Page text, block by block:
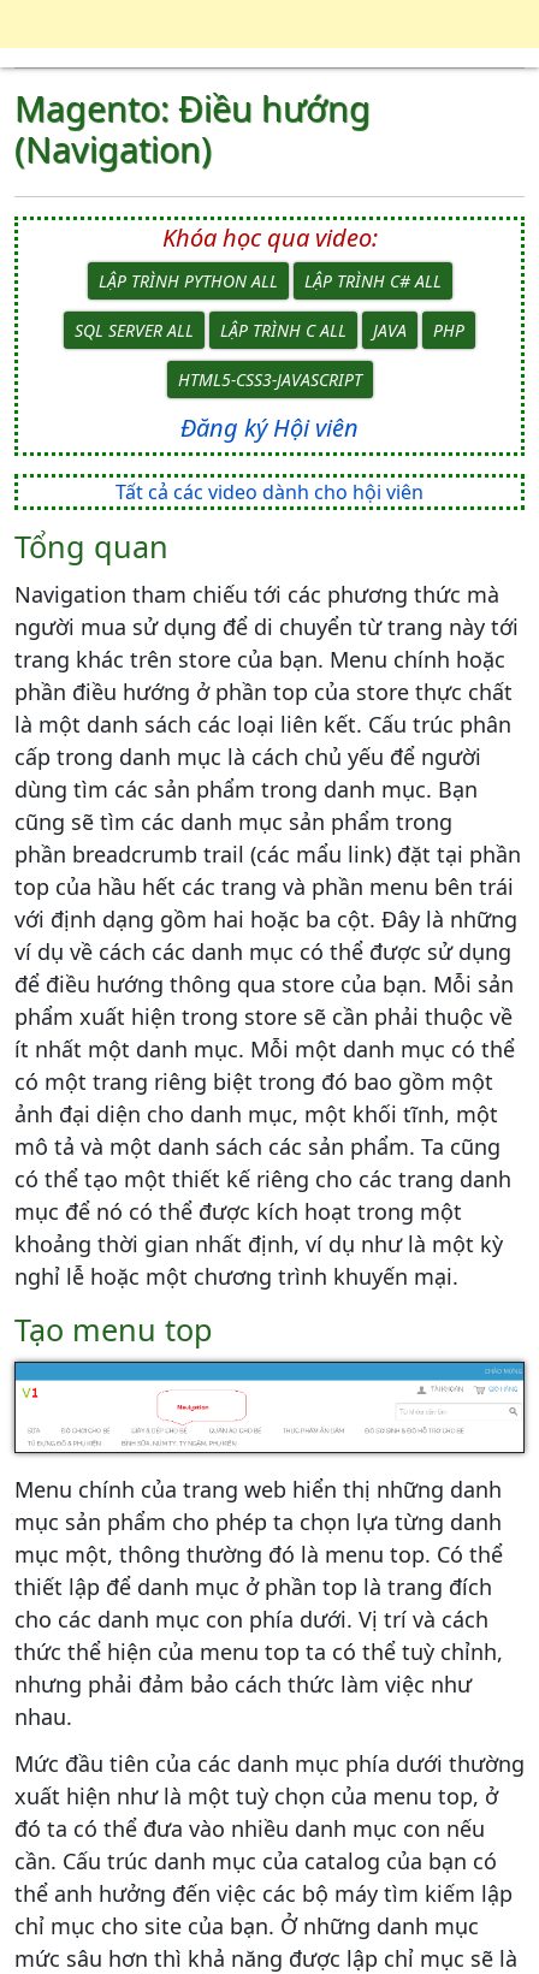
Magento: Điều hướng
(Navigation)
Khóa học qua video:
LẬP TRÌNH PYTHON ALL LẬP TRÌNH C# ALL
SQL SERVER ALL LẬP TRÌNH C ALL JAVA PHP
HTML5-CSS3-JAVASCRIPT
Đăng ký Hội viên
Tất cả các video dành cho hội viên
Tổng quan
Navigation tham chiếu tới các phương thức mà
người mua sử dụng để di chuyển từ trang này tới
trang khác trên store của bạn. Menu chính hoặc
phần điều hướng ở phần top của store thực chất
là một danh sách các loại liên kết. Cấu trúc phân
cấp trong danh mục là cách chủ yếu để người
dùng tìm các sản phẩm trong danh mục. Bạn
cũng sẽ tìm các danh mục sản phẩm trong
phần breadcrumb trail (các mẩu link) đặt tại phần
top của hầu hết các trang và phần menu bên trái
với định dạng gồm hai hoặc ba cột. Đây là những
ví dụ về cách các danh mục có thể được sử dụng
để điều hướng thông qua store của bạn. Mỗi sản
phẩm xuất hiện trong store sẽ cần phải thuộc về
ít nhất một danh mục. Mỗi một danh mục có thể
có một trang riêng biệt trong đó bao gồm một
ảnh đại diện cho danh mục, một khối tĩnh, một
mô tả và một danh sách các sản phẩm. Ta cũng
có thể tạo một thiết kế riêng cho các trang danh
mục để nó có thể được kích hoạt trong một
khoảng thời gian nhất định, ví dụ như là một kỳ
nghỉ lễ hoặc một chương trình khuyến mại.
Tạo menu top
Menu chính của trang web hiển thị những danh
mục sản phẩm cho phép ta chọn lựa từng danh
mục một, thông thường đó là menu top. Có thể
thiết lập để danh mục ở phần top là trang đích
cho các danh mục con phía dưới. Vị trí và cách
thức thể hiện của menu top ta có thể tuỳ chỉnh,
nhưng phải đảm bảo cách thức làm việc như
nhau.
Mức đầu tiên của các danh mục phía dưới thường
xuất hiện như là một tuỳ chọn của menu top, ở
đó ta có thể đưa vào nhiều danh mục con nếu
cần. Cấu trúc danh mục của catalog của bạn có
thể anh hưởng đến việc các bộ máy tìm kiếm lập
chỉ mục cho site của bạn. Ở những danh mục
mức sâu hơn thì khả năng được lập chỉ mục sẽ là